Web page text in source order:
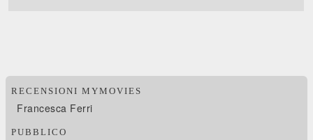
RECENSIONI MYMOVIES
Francesca Ferri
PUBBLICO